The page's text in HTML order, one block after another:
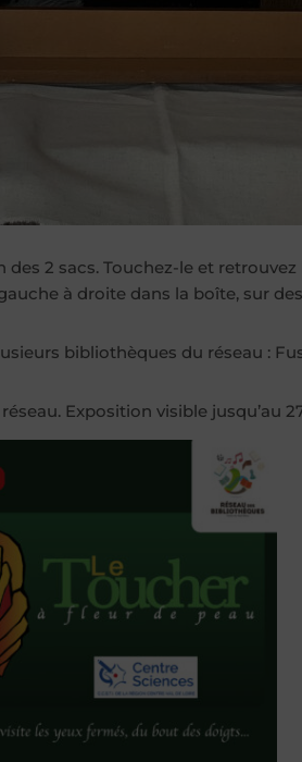
2 sacs. Touchez-le et retrouvez
à droite dans la boîte, sur
bibliothèques du réseau :
Exposition visible jusqu’au